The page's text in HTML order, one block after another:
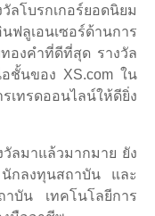
ลโบรกเกอร์ยอดนิยม
ลูเอนเซอร์ด้านการ
ทองคำที่ดีที่สุด รางวัล
อชั้นของ XS.com ใน
เทรดออนไลน์ให้ดียิ่ง
วัลมาแล้วมากมาย ยัง
นักลงทุนสถาบัน และ
บัน เทคโนโลยีการ